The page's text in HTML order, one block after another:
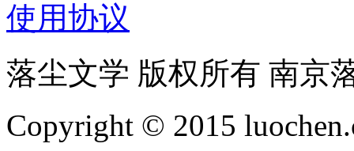
使用协议
落尘文学 版权所有 南京
Copyright © 2015